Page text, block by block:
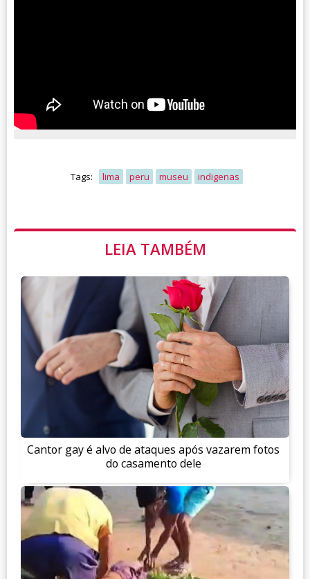
Tags: lima peru museu indigenas
LEIA TAMBÉM
Cantor gay é alvo de ataques após vazarem fotos
do casamento dele